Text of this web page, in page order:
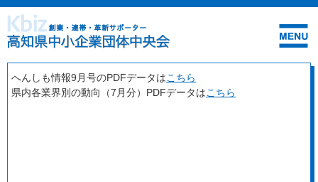
へんしも情報9月号のPDFデータはこちら
県内各業界別の動向（7月分）PDFデータはこちら